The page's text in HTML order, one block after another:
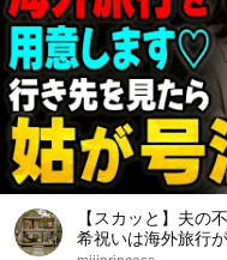
【スカッと】夫の
希祝いは海外旅行